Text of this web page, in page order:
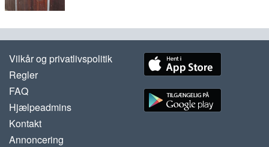
Vilkår og privatlivspolitik
Regler
FAQ
Hjælpeadmins
Kontakt
Annoncering